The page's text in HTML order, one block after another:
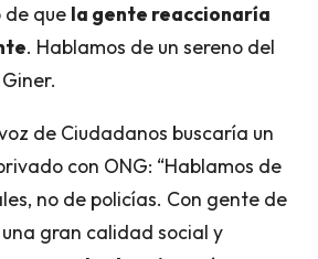
de que la gente reaccionaría
. Hablamos de un sereno del
de Ciudadanos buscaría un
con ONG: “Hablamos de
no de policías. Con gente de
gran calidad social y